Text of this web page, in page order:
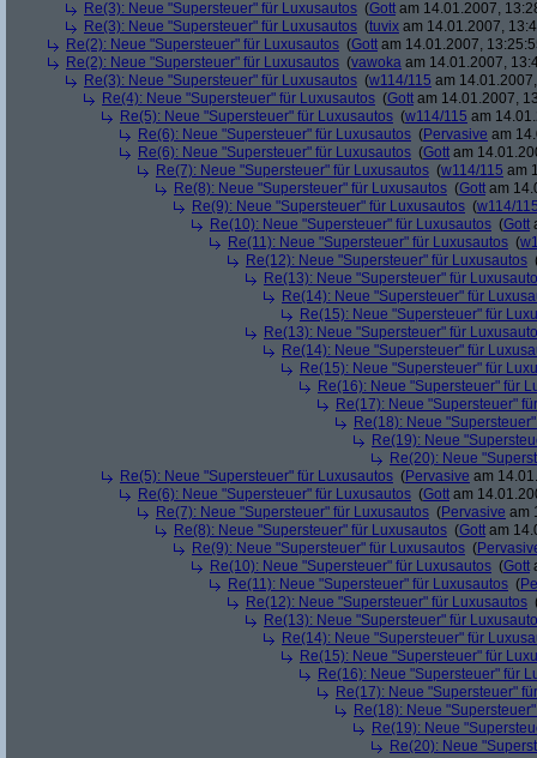
Re(3): Neue "Supersteuer" für Luxusautos (Gott am 14.01.2007,
Re(3): Neue "Supersteuer" für Luxusautos (tuvix am 14.01.2007,
Re(2): Neue "Supersteuer" für Luxusautos (Gott am 14.01.2007,
Re(2): Neue "Supersteuer" für Luxusautos (vawoka am 14.01.2007,
Re(3): Neue "Supersteuer" für Luxusautos (w114/115 am
Re(4): Neue "Supersteuer" für Luxusautos (Gott am 14.01.2007,
Re(5): Neue "Supersteuer" für Luxusautos (w114/115 am
Re(6): Neue "Supersteuer" für Luxusautos (Pervasive am
Re(6): Neue "Supersteuer" für Luxusautos (Gott am
Re(7): Neue "Supersteuer" für Luxusautos (w114/115 am
Re(8): Neue "Supersteuer" für Luxusautos (Gott am
Re(9): Neue "Supersteuer" für Luxusautos (w114/
Re(10): Neue "Supersteuer" für Luxusautos (Gott
Re(11): Neue "Supersteuer" für Luxusautos (
Re(12): Neue "Supersteuer" für Luxusautos
Re(13): Neue "Supersteuer" für
Re(14): Neue "Supersteuer" für
Re(15): Neue "Supersteuer" für
Re(13): Neue "Supersteuer" für
Re(14): Neue "Supersteuer" für
Re(15): Neue "Supersteuer" für
Re(16): Neue "Supersteuer" für
Re(17): Neue "Supersteuer"
Re(18): Neue
Re(19): Neue
Re(20): Neue
Re(5): Neue "Supersteuer" für Luxusautos (Pervasive am
Re(6): Neue "Supersteuer" für Luxusautos (Gott am
Re(7): Neue "Supersteuer" für Luxusautos (Pervasive am
Re(8): Neue "Supersteuer" für Luxusautos (Gott am
Re(9): Neue "Supersteuer" für Luxusautos (
Re(10): Neue "Supersteuer" für Luxusautos (Gott
Re(11): Neue "Supersteuer" für Luxusautos (
Re(12): Neue "Supersteuer" für Luxusautos
Re(13): Neue "Supersteuer" für
Re(14): Neue "Supersteuer" für
Re(15): Neue "Supersteuer" für
Re(16): Neue "Supersteuer" für
Re(17): Neue "Supersteuer"
Re(18): Neue
Re(19): Neue
Re(20): Neue